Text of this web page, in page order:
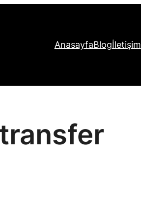
AnasayfaBlogİletişim